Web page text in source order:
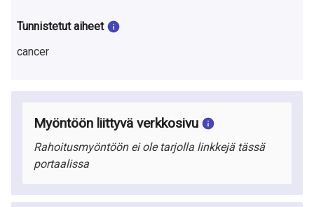
Tunnistetut aiheet
cancer
Myöntöön liittyvä verkkosivu
Rahoitusmyöntöön ei ole tarjolla linkkejä tässä
portaalissa